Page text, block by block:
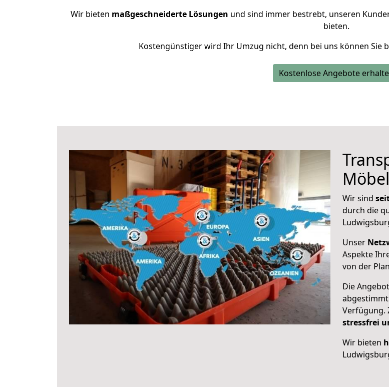
Wir bieten maßgeschneiderte Lösungen und sind immer bestrebt, unseren
bieten.
Kostengünstiger wird Ihr Umzug nicht, denn bei uns können Sie
Kostenlose Angebote
Wir sind
durch die
Unser
Aspekte
von der
Die
Verfügung.
stressfrei
Wir bieten